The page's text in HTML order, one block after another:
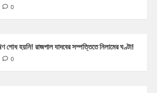
0
শোধ হয়নি! রাজপাল যাদবের সম্পত্তিতে নিলামের ঘণ্টা!
0